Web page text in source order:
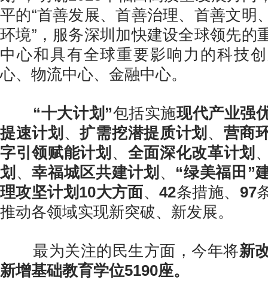
平的“首善发展、首善治理、首善文明
环境”，服务深圳加快建设全球领先的
中心和具有全球重要影响力的科技
心、物流中心、金融中心。
“十大计划”包括实施现代产业强
提速计划 、扩需挖潜提质计划 、 营商
字引领赋能计划 、 全面深化改革计划
划 、幸福城区共建计划 、 “绿美福田”
理攻坚计划 10大方面、42条措施、 97
推动各领域实现新突破、新发展。
最为关注的民生方面，今年将新
新增基础教育学位5190座。